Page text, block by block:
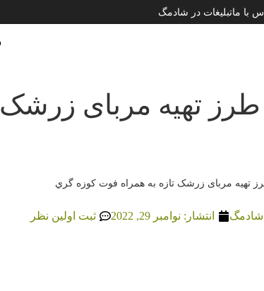
تبلیغات در شادمگ
دندان ؛ خشکی لب کمبود کدام ویتامین
تهیه مربای زرشک
مربای زرشک تازه به همراه فوت كوزه گري
انتشار:نوامبر 29, 2022 ثبت اولین نظر